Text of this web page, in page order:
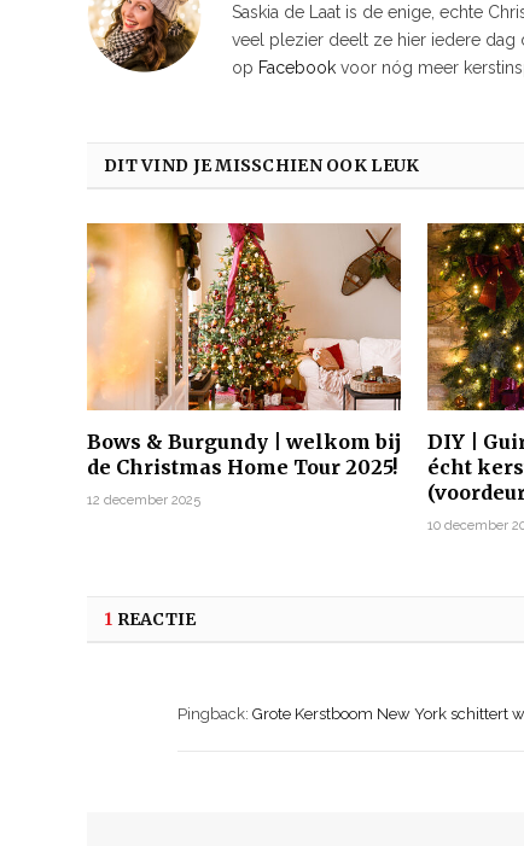
Saskia de Laat is de enige, echte
veel plezier deelt ze hier iedere dag
op Facebook voor nóg meer
DIT VIND JE MISSCHIEN OOK LEUK
Bows & Burgundy | welkom bij
de Christmas Home Tour 2025!
12 december 2025
DIY |
écht
10 december
1 REACTIE
Pingback: Grote Kerstboom New York schittert